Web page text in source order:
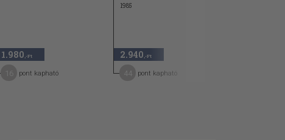
1.980 ,-Ft
pont kapható
1985
2.940 ,-Ft
pont kapható